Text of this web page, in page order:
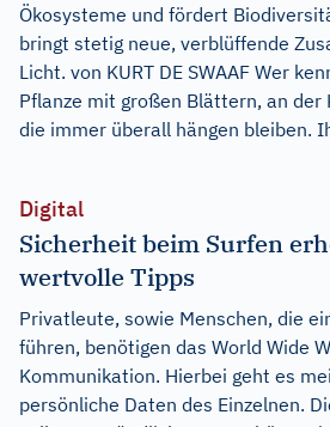
Ökosysteme und fördert
bringt stetig neue, verblüffende
Licht. von KURT DE SWAAF Wer
Pflanze mit großen Blättern, an der
die immer überall hängen bleiben.
Digital
Sicherheit beim Surfen
wertvolle Tipps
Privatleute, sowie Menschen, die
führen, benötigen das World Wide
Kommunikation. Hierbei geht es
persönliche Daten des Einzelnen.